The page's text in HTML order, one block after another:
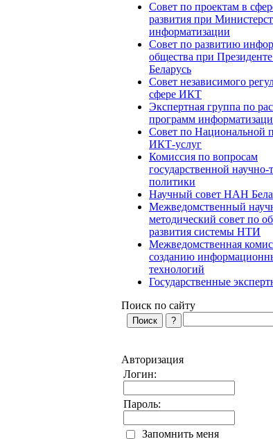
Совет по проектам в
развития при
информатизации
Совет по развитию
общества при
Беларусь
Совет независимого
сфере ИКТ
Экспертная группа по
программ
Совет по Национальной
ИКТ-услуг
Комиссия по вопросам
государственной научно-
политики
Научный совет НАН
Межведомственный
методический совет по
развития системы НТИ
Межведомственная
созданию
технологий
Государственные
Поиск по сайту
Авторизация
Логин:
Пароль:
Запомнить меня